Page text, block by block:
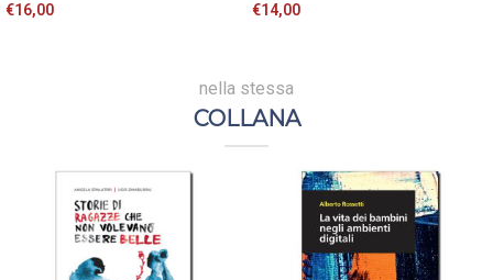
€16,00 €14,00
nella stessa
COLLANA